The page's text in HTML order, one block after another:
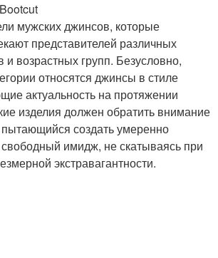
мужских джинсов, которые
представителей различных
возрастных групп. Безусловно,
относятся джинсы в стиле
актуальность на протяжении
изделия должен обратить внимание
создать умеренно
имидж, не скатываясь при
экстравагантности.